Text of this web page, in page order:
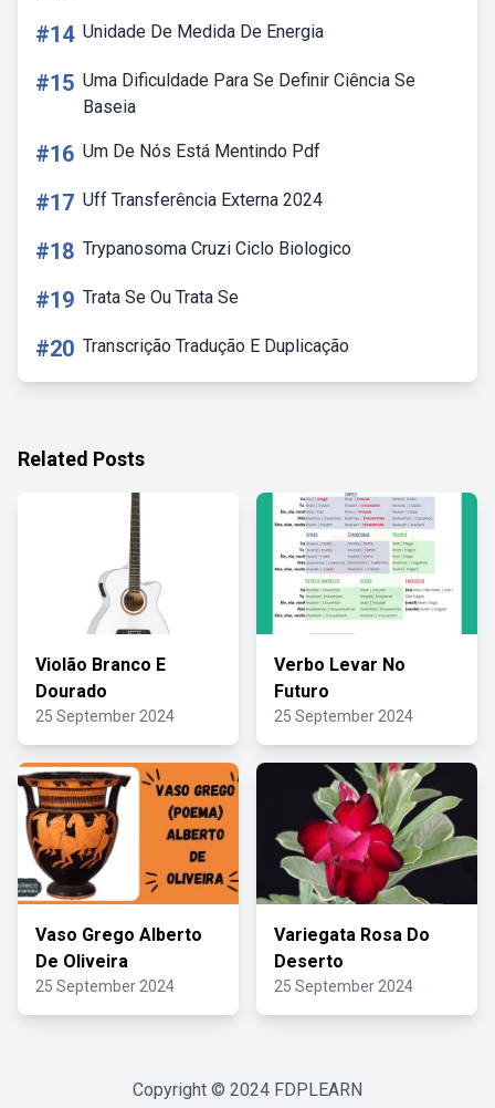
#14 Unidade De Medida De Energia
#15 Uma Dificuldade Para Se Definir Ciência Se
Baseia
#16 Um De Nós Está Mentindo Pdf
#17 Uff Transferência Externa 2024
#18 Trypanosoma Cruzi Ciclo Biologico
#19 Trata Se Ou Trata Se
#20 Transcrição Tradução E Duplicação
Related Posts
Violão Branco E
Dourado
25 September 2024
Verbo Levar No
Futuro
25 September 2024
Vaso Grego Alberto
De Oliveira
25 September 2024
Variegata Rosa Do
Deserto
25 September 2024
Copyright © 2024 FDPLEARN